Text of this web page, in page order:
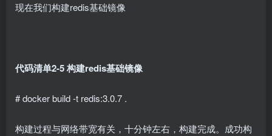
现在我们构建redis基础镜像
代码清单2-5 构建redis基础镜像
# docker build -t redis:3.0.7 .
构建过程与网络带宽有关，十分钟左右，构建完成。成功构